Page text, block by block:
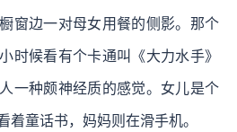
窗边一对母女用餐的侧影。那个
时候看有个卡通叫《大力水手》
一种颇神经质的感觉。女儿是个
着童话书，妈妈则在滑手机。